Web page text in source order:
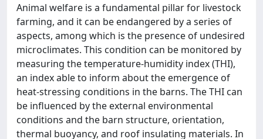
Animal welfare is a fundamental pillar for livestock
farming, and it can be endangered by a series of
aspects, among which is the presence of undesired
microclimates. This condition can be monitored by
measuring the temperature-humidity index (THI),
an index able to inform about the emergence of
heat-stressing conditions in the barns. The THI can
be influenced by the external environmental
conditions and the barn structure, orientation,
thermal buoyancy, and roof insulating materials. In